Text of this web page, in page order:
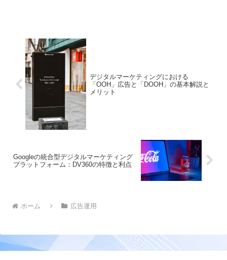
デジタルマーケティングにおける
「OOH」広告と「DOOH」の基本解説と
メリット
Googleの統合型デジタルマーケティング
プラットフォーム：DV360の特徴と利点
ホーム 広告運用